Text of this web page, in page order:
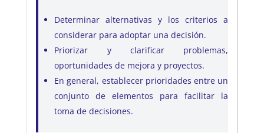
Determinar alternativas y los criterios a
considerar para adoptar una decisión.
Priorizar y clarificar problemas,
oportunidades de mejora y proyectos.
En general, establecer prioridades entre un
conjunto de elementos para facilitar la
toma de decisiones.